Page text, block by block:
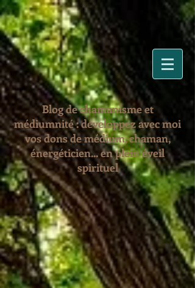
Blog de chamanisme et
médiumnité : développez avec moi
vos dons de médium, chaman,
énergéticien... en plein éveil
spirituel